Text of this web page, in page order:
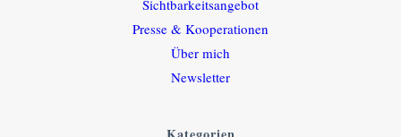
Sichtbarkeitsangebot
Presse & Kooperationen
Über mich
Newsletter